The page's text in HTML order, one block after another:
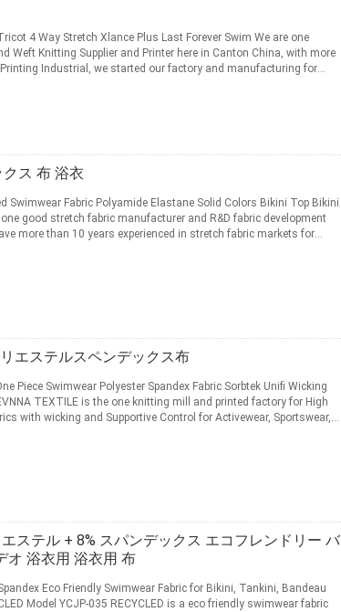
4 Way Stretch Xlance Plus Last Forever Swim We are one
Weft Knitting Supplier and Printer here in Canton China, with more
Industrial, we started our factory and manufacturing for
ス 布 浴衣
Swimwear Fabric Polyamide Elastane Solid Colors Bikini Top Bikini
good stretch fabric manufacturer and R&D fabric development
more than 10 years experienced in stretch fabric markets for
エステルスペンデックス布
Piece Swimwear Polyester Spandex Fabric Sorbtek Unifi Wicking
TEXTILE is the one knitting mill and printed factory for High
with wicking and Supportive Control for Activewear, Sportswear,
ステル + 8% スパンデックス エコフレンドリー バ
オ 浴衣用 浴衣用 布
Eco Friendly Swimwear Fabric for Bikini, Tankini, Bandeau
Model YCJP-035 RECYCLED is a eco friendly swimwear fabric